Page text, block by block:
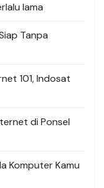
lama
Tanpa
101, Indosat
di Ponsel
Komputer Kamu